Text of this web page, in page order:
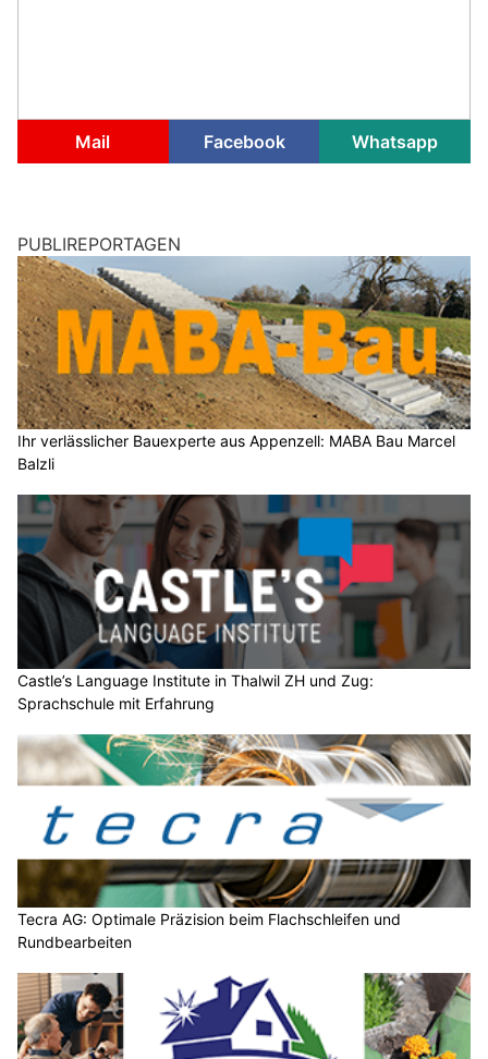
Mail Facebook Whatsapp
PUBLIREPORTAGEN
Ihr verlässlicher Bauexperte aus Appenzell: MABA Bau Marcel
Balzli
Castle’s Language Institute in Thalwil ZH und Zug:
Sprachschule mit Erfahrung
Tecra AG: Optimale Präzision beim Flachschleifen und
Rundbearbeiten